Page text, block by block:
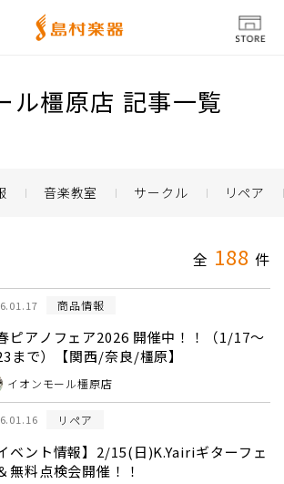
ル橿原店 記事一覧
音楽教室 サークル リペア
全 188 件
商品情報
ピアノフェア2026 開催中！！（1/17～
まで）【関西/奈良/橿原】
イオンモール橿原店
リペア
イベント情報】2/15(日)K.Yairiギターフェ
無料点検会開催！！